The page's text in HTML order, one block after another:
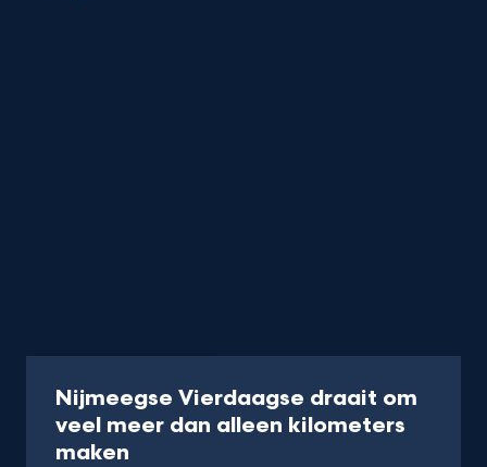
Nijmeegse Vierdaagse draait om
veel meer dan alleen kilometers
maken